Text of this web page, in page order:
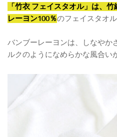
「竹衣 フェイスタオル」は、
レーヨン100％のフェイスタオル
バンブーレーヨンは、しなやか
ルクのようになめらかな風合い